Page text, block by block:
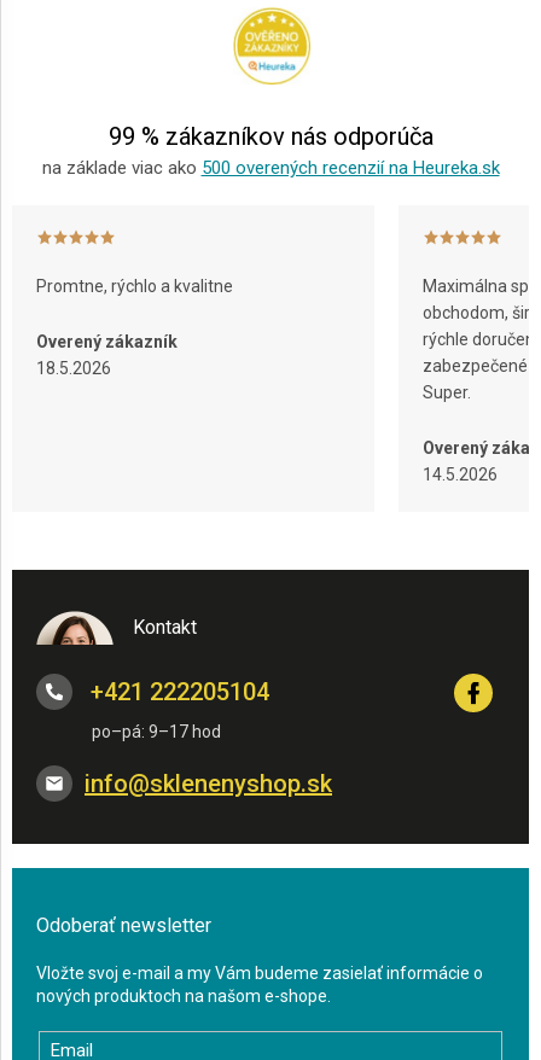
99 % zákazníkov nás odporúča
na základe viac ako 500 overených recenzií na Heureka.sk
Promtne, rýchlo a kvalitne
Overený zákazník
18.5.2026
Maximálna
obchodom,
rýchle
zabezpečené
Super.
Overený
14.5.2026
Kontakt
info@sklenenyshop.sk
+421 222205104
Odoberať newsletter
Vložte svoj e-mail a my Vám budeme zasielať informácie o
nových produktoch na našom e-shope.
Email